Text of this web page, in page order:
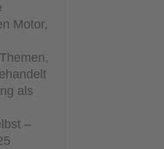
Motor,
als
–